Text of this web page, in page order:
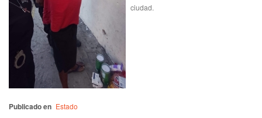
ciudad.
Publicado en Estado